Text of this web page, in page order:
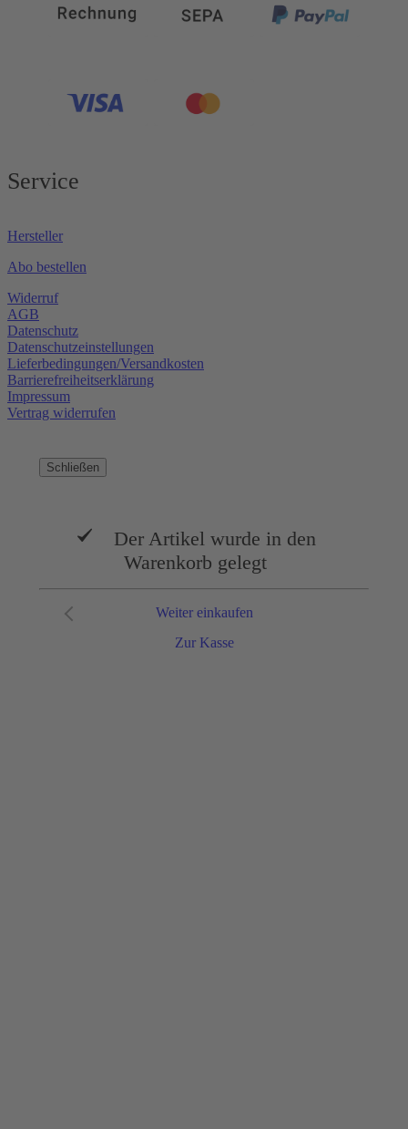
Service
Hersteller
Abo bestellen
Widerruf
AGB
Datenschutz
Datenschutzeinstellungen
Lieferbedingungen/Versandkosten
Barrierefreiheitserklärung
Impressum
Vertrag widerrufen
Schließen
Der Artikel wurde in den
Warenkorb gelegt
Zur Kasse
Weiter einkaufen